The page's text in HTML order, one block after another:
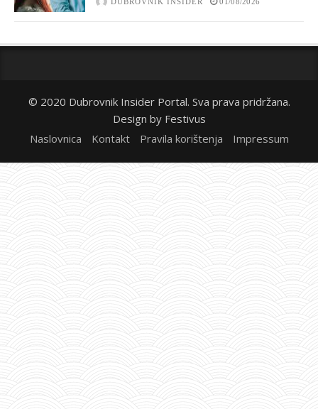
© 2020 Dubrovnik Insider Portal. Sva prava pridržana.
Design by Festivus
Naslovnica
Kontakt Pravila korištenja Impressum